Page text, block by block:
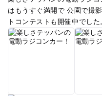
はもうすぐ満開で 公園で撮
トコンテストも開催中でした